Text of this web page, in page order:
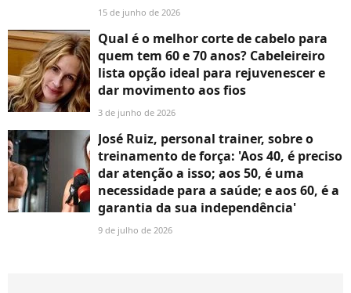
15 de junho de 2026
Qual é o melhor corte de cabelo para
quem tem 60 e 70 anos? Cabeleireiro
lista opção ideal para rejuvenescer e
dar movimento aos fios
3 de junho de 2026
José Ruiz, personal trainer, sobre o
treinamento de força: 'Aos 40, é preciso
dar atenção a isso; aos 50, é uma
necessidade para a saúde; e aos 60, é a
garantia da sua independência'
9 de julho de 2026